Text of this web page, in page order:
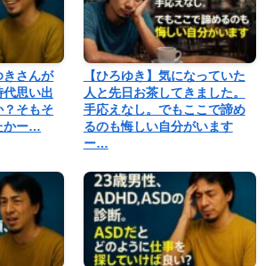
きさんが
代思い出
？そもそ
かー…
【ひろゆき】気になっていた
人と先日お茶してきました。
手応えなし。でもここで諦め
るのも悔しい自分がいます
ー…